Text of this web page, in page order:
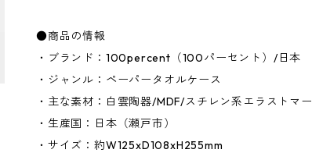
●商品の情報
・ブランド：100percent（100パーセント）/日本
・ジャンル：ペーパータオルケース
・主な素材：白雲陶器/MDF/スチレン系エラストマー
・生産国：日本（瀬戸市）
・サイズ：約W125xD108xH255mm